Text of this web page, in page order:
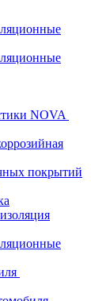
NOVA
покрытий